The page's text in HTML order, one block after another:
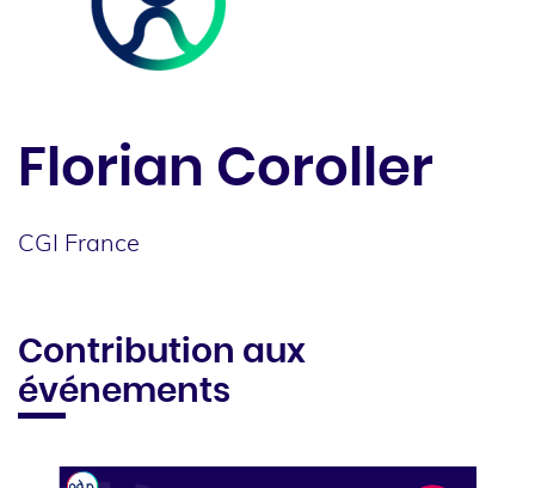
Florian Coroller
CGI France
Contribution aux
événements